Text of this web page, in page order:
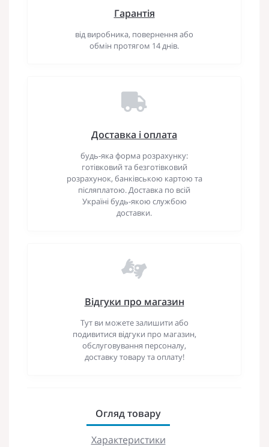
Гарантія
від виробника, повернення або
обмін протягом 14 днів.
Доставка і оплата
будь-яка форма розрахунку:
готівковий та безготівковий
розрахунок, банківською картою та
післяплатою. Доставка по всій
Україні будь-якою службою
доставки.
Відгуки про магазин
Тут ви можете залишити або
подивитися відгуки про магазин,
обслуговування персоналу,
доставку товару та оплату!
Огляд товару
Характеристики